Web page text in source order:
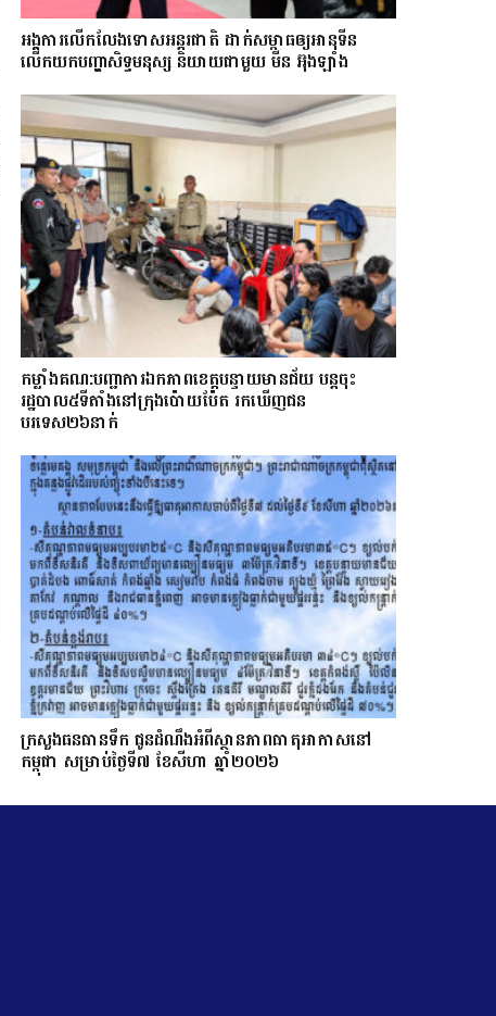
អង្គការលើកលែងទោសអន្តរជាតិ ដាក់សម្ពាធឲ្យអានុទីន
លើកយកបញ្ហាសិទ្ធមនុស្ស និយាយជាមួយ មីន អ៊ុងឡាំង
កម្លាំងគណ:បញ្ជាការឯកភាពខេត្តបន្ទាយមានជ័យ បន្តចុះ
រដ្ឋបាល៥ទីតាំងនៅក្រុងប៉ោយប៉ែត រកឃើញជន
បរទេស២៦នាក់
ក្រសួងធនធានទឹក ជូនដំណឹងអំពីស្ថានភាពធាតុអាកាសនៅ
កម្ពុជា សម្រាប់ថ្ងៃទី៧ ខែសីហា ឆ្នាំ២០២៦